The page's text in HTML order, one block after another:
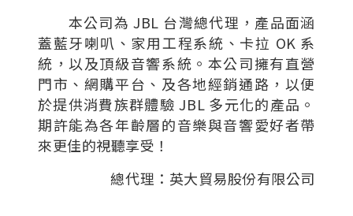
本公司為 JBL 台灣總代理，產品面涵
蓋藍牙喇叭、家用工程系統、卡拉 OK 系
統，以及頂級音響系統。本公司擁有直營
門市、網購平台、及各地經銷通路，以便
於提供消費族群體驗 JBL 多元化的產品。
期許能為各年齡層的音樂與音響愛好者帶
來更佳的視聽享受！
總代理：英大貿易股份有限公司